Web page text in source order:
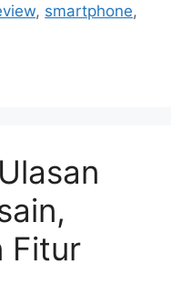
, smartphone,
Fitur